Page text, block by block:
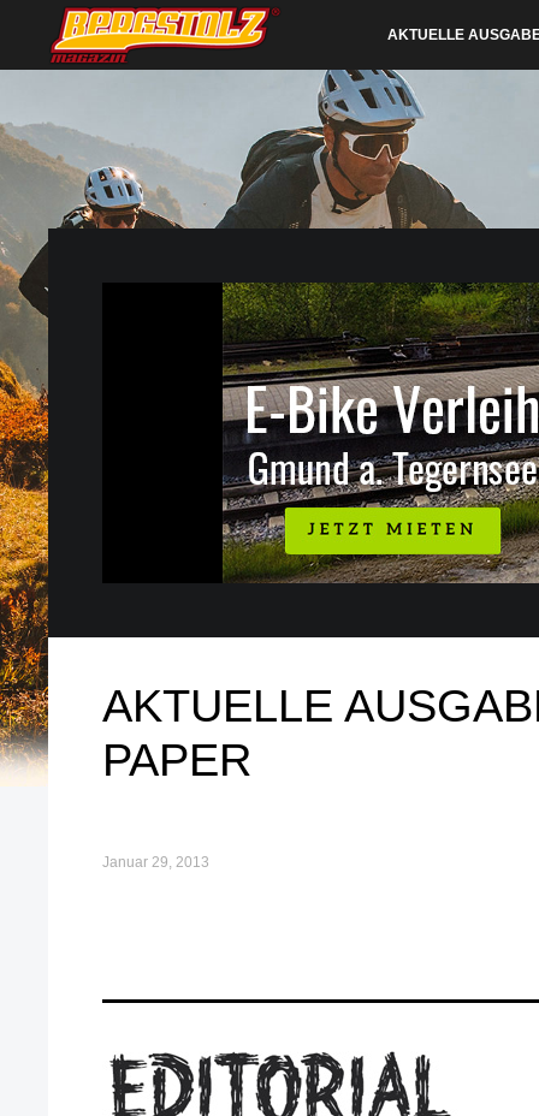
AKTUELLE
AKTUELLE
PAPER
Januar 29, 2013